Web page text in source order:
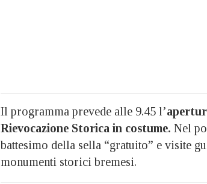
Il programma prevede alle 9.45 l’
Rievocazione Storica in costume. Nel
battesimo della sella “gratuito” e visite
monumenti storici bremesi.